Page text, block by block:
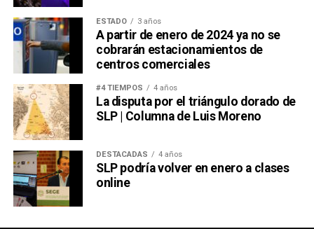
ESTADO 3 años
A partir de enero de 2024 ya no se
cobrarán estacionamientos de
centros comerciales
#4 TIEMPOS 4 años
La disputa por el triángulo dorado de
SLP | Columna de Luis Moreno
DESTACADAS 4 años
SLP podría volver en enero a clases
online